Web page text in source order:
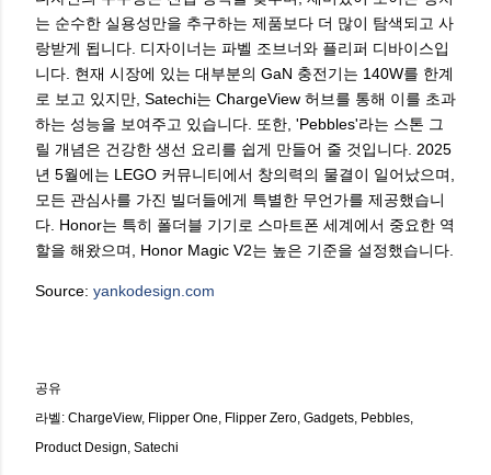
는 순수한 실용성만을 추구하는 제품보다 더 많이 탐색되고 사
랑받게 됩니다. 디자이너는 파벨 조브너와 플리퍼 디바이스입
니다. 현재 시장에 있는 대부분의 GaN 충전기는 140W를 한계
로 보고 있지만, Satechi는 ChargeView 허브를 통해 이를 초과
하는 성능을 보여주고 있습니다. 또한, 'Pebbles'라는 스톤 그
릴 개념은 건강한 생선 요리를 쉽게 만들어 줄 것입니다. 2025
년 5월에는 LEGO 커뮤니티에서 창의력의 물결이 일어났으며,
모든 관심사를 가진 빌더들에게 특별한 무언가를 제공했습니
다. Honor는 특히 폴더블 기기로 스마트폰 세계에서 중요한 역
할을 해왔으며, Honor Magic V2는 높은 기준을 설정했습니다.
Source: yankodesign.com
공유
라벨: ChargeView Flipper One Flipper Zero Gadgets Pebbles
Product Design Satechi